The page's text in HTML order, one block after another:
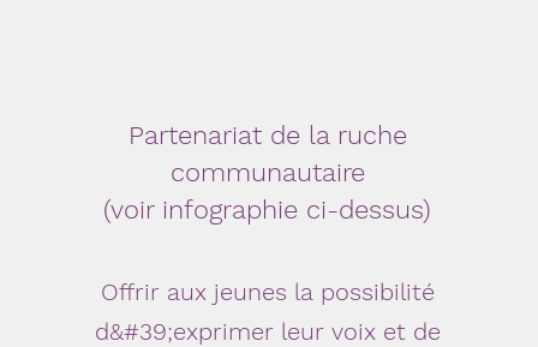
Partenariat de la ruche
communautaire
(voir infographie ci-dessus)
Offrir aux jeunes la possibilité
d&#39;exprimer leur voix et de